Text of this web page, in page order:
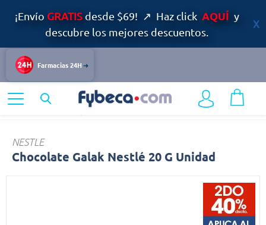
¡Envío GRATISdesde $69! ↗ Haz click AQUÍ y
descubre los mejores descuentos.
Farmacias 24H
Alimentos y Bebidas
NESTLE
Chocolate Galak Nestlé 20 G Unidad